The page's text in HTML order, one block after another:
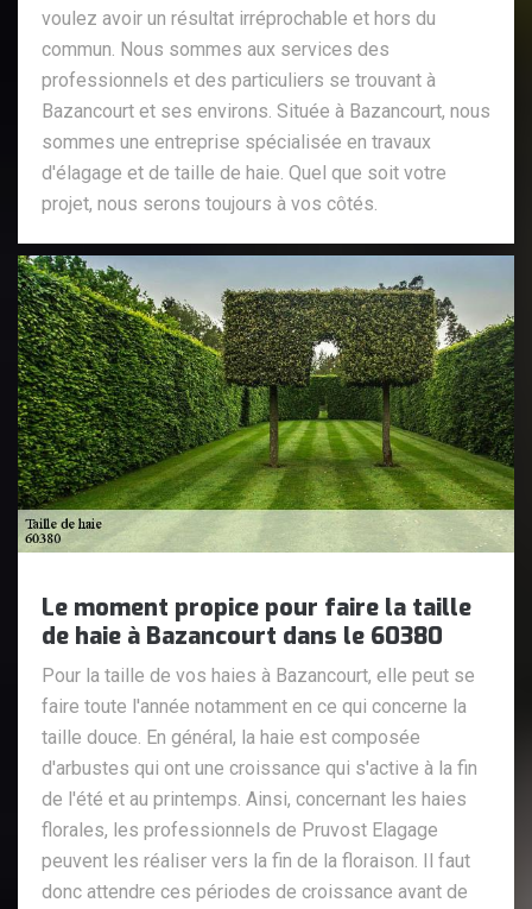
voulez avoir un résultat irréprochable et hors du
commun. Nous sommes aux services des
professionnels et des particuliers se trouvant à
Bazancourt et ses environs. Située à Bazancourt, nous
sommes une entreprise spécialisée en travaux
d'élagage et de taille de haie. Quel que soit votre
projet, nous serons toujours à vos côtés.
Le moment propice pour faire la taille
de haie à Bazancourt dans le 60380
Pour la taille de vos haies à Bazancourt, elle peut se
faire toute l'année notamment en ce qui concerne la
taille douce. En général, la haie est composée
d'arbustes qui ont une croissance qui s'active à la fin
de l'été et au printemps. Ainsi, concernant les haies
florales, les professionnels de Pruvost Elagage
peuvent les réaliser vers la fin de la floraison. Il faut
donc attendre ces périodes de croissance avant de